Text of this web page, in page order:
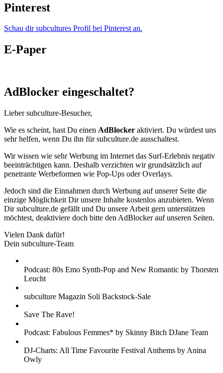
Pinterest
Schau dir subcultures Profil bei Pinterest an.
E-Paper
AdBlocker eingeschaltet?
Lieber subculture-Besucher,
Wie es scheint, hast Du einen AdBlocker aktiviert. Du würdest uns
sehr helfen, wenn Du ihn für subculture.de ausschaltest.
Wir wissen wie sehr Werbung im Internet das Surf-Erlebnis negativ
beeinträchtigen kann. Deshalb verzichten wir grundsätzlich auf
penetrante Werbeformen wie Pop-Ups oder Overlays.
Jedoch sind die Einnahmen durch Werbung auf unserer Seite die
einzige Möglichkeit Dir unsere Inhalte kostenlos anzubieten. Wenn
Dir subculture.de gefällt und Du unsere Arbeit gern unterstützen
möchtest, deaktiviere doch bitte den AdBlocker auf unseren Seiten.
Vielen Dank dafür!
Dein subculture-Team
Podcast: 80s Emo Synth-Pop and New Romantic by Thorsten
Leucht
subculture Magazin Soli Backstock-Sale
Save The Rave!
Podcast: Fabulous Femmes* by Skinny Bitch DJane Team
DJ-Charts: All Time Favourite Festival Anthems by Anina
Owly